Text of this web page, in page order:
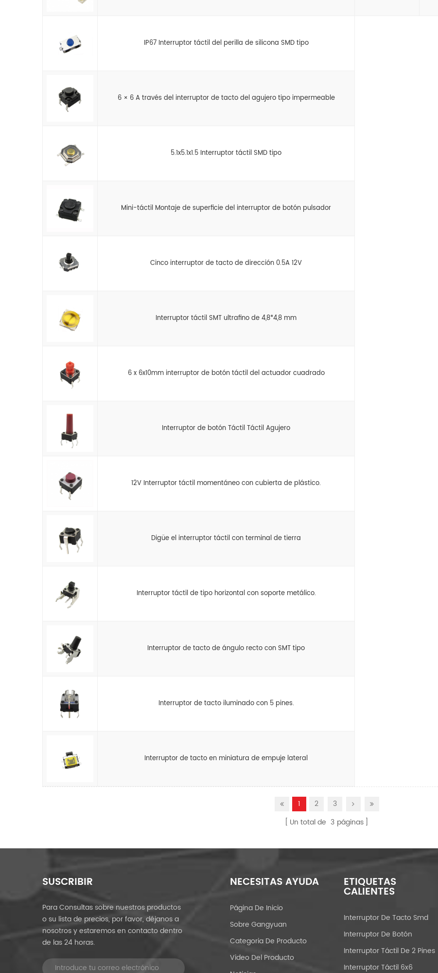
IP67 Interruptor táctil del perilla de silicona SMD tipo
6 × 6 A través del interruptor de tacto del agujero tipo impermeable
5.1x5.1x1.5 Interruptor táctil SMD tipo
Mini-táctil Montaje de superficie del interruptor de botón pulsador
Cinco interruptor de tacto de dirección 0.5A 12V
Interruptor táctil SMT ultrafino de 4,8*4,8 mm
6 x 6x10mm interruptor de botón táctil del actuador cuadrado
Interruptor de botón Táctil Táctil Agujero
12V Interruptor táctil momentáneo con cubierta de plástico.
Digüe el interruptor táctil con terminal de tierra
Interruptor táctil de tipo horizontal con soporte metálico.
Interruptor de tacto de ángulo recto con SMT tipo
Interruptor de tacto iluminado con 5 pines.
Interruptor de tacto en miniatura de empuje lateral
1 2
3
Un total de 3 páginas
SUSCRIBIR
Para Consultas sobre nuestros productos
o su lista de precios, por favor, déjanos a
nosotros y estaremos en contacto dentro
de las 24 horas.
NECESITAS AYUDA
Página De Inicio
Sobre Gangyuan
Categoria De Producto
Video Del Producto
ETIQUETAS
CALIENTES
Interruptor De Tacto Smd
Interruptor De Botón
Interruptor Táctil De 2 Pines
Interruptor Táctil 6x6